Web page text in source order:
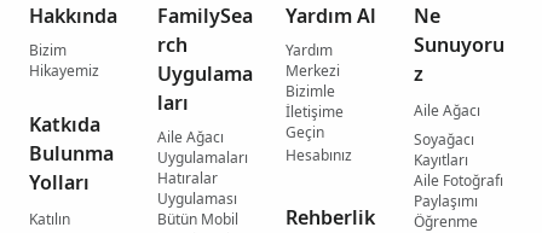
Hakkında
Bizim
Hikayemiz
Katkıda
Bulunma
Yolları
Katılın
FamilySea
rch
Uygulama
ları
Aile Ağacı
Uygulamaları
Hatıralar
Uygulaması
Bütün Mobil
Yardım Al
Yardım
Merkezi
Bizimle
İletişime
Geçin
Hesabınız
Rehberlik
Ne
Sunuyoru
z
Aile Ağacı
Soyağacı
Kayıtları
Aile Fotoğrafı
Paylaşımı
Öğrenme